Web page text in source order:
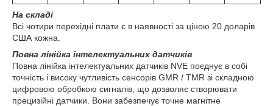
На складі
Всі чотири перехідні плати є в наявності за ціною 20 доларів
США кожна.
Повна лінійка інтелектуальних датчиків
Повна лінійка інтелектуальних датчиків NVE поєднує в собі
точність і високу чутливість сенсорів GMR / TMR зі складною
цифровою обробкою сигналів, що дозволяє створювати
прецизійні датчики. Вони забезпечує точне магнітне